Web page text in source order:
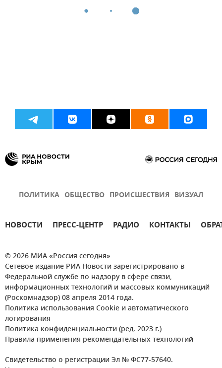
ПОЛИТИКА ОБЩЕСТВО ПРОИСШЕСТВИЯ ВИЗУАЛ
НОВОСТИ ПРЕСС-ЦЕНТР РАДИО КОНТАКТЫ
© 2026 МИА «Россия сегодня»
Сетевое издание РИА Новости зарегистрировано в
Федеральной службе по надзору в сфере связи,
информационных технологий и массовых коммуникаций
(Роскомнадзор) 08 апреля 2014 года.
Политика использования Cookie и автоматического
логирования
Политика конфиденциальности (ред. 2023 г.)
Правила применения рекомендательных технологий
Свидетельство о регистрации Эл № ФС77-57640.